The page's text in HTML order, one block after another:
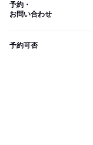
予約・
お問い合わせ
予約可否